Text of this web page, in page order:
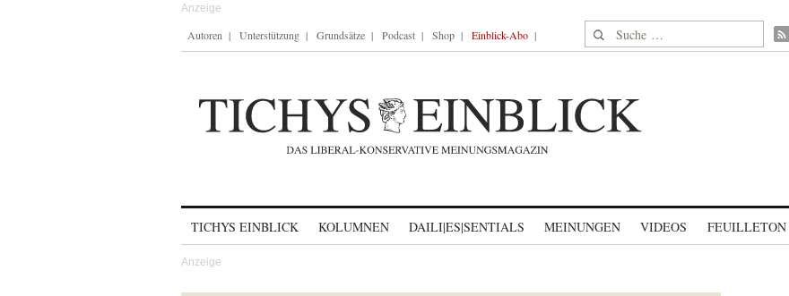
Autoren Unterstützung Grundsätze Podcast Shop Einblick-Abo Suche nach:
TICHYS EINBLICK KOLUMNEN DAILI|ES|SENTIALS MEINUNGEN VIDEOS FEUILLETON